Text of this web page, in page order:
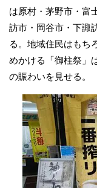
は原村・茅野市・富
訪市・岡谷市・下諏
る。地域住民はもち
めかける「御柱祭」
の賑わいを見せる。